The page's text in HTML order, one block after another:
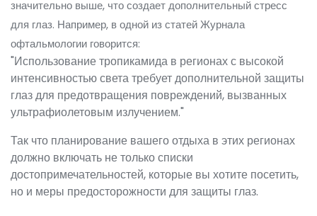
значительно выше, что создает дополнительный стресс
для глаз. Например, в одной из статей Журнала
офтальмологии говорится:
"Использование тропикамида в регионах с высокой
интенсивностью света требует дополнительной защиты
глаз для предотвращения повреждений, вызванных
ультрафиолетовым излучением."
Так что планирование вашего отдыха в этих регионах
должно включать не только списки
достопримечательностей, которые вы хотите посетить,
но и меры предосторожности для защиты глаз.